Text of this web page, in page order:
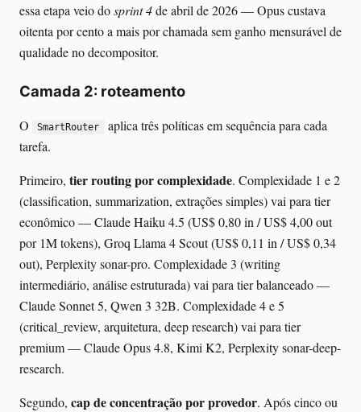
essa etapa veio dosprint 4de abril de 2026 — Opus custava
oitenta por cento a mais por chamada sem ganho mensurável de
qualidade no decompositor.
Camada 2: roteamento
O SmartRouter
aplica três políticas em sequência para cada
tarefa.
Primeiro, tier routing por complexidade. Complexidade 1 e 2
(classification, summarization, extrações simples) vai para tier
econômico — Claude Haiku 4.5 (US$ 0,80 in / US$ 4,00 out
por 1M tokens), Groq Llama 4 Scout (US$ 0,11 in / US$ 0,34
out), Perplexity sonar-pro. Complexidade 3 (writing
intermediário, análise estruturada) vai para tier balanceado —
Claude Sonnet 5, Qwen 3 32B. Complexidade 4 e 5
(critical_review, arquitetura, deep research) vai para tier
premium — Claude Opus 4.8, Kimi K2, Perplexity sonar-deep-
research.
Segundo, cap de concentração por provedor. Após cinco ou